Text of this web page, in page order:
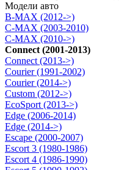
Модели авто
B-MAX (2012->)
C-MAX (2003-2010)
C-MAX (2010->)
Connect (2001-2013)
Connect (2013->)
Courier (1991-2002)
Courier (2014->)
Custom (2012->)
EcoSport (2013->)
Edge (2006-2014)
Edge (2014->)
Escape (2000-2007)
Escort 3 (1980-1986)
Escort 4 (1986-1990)